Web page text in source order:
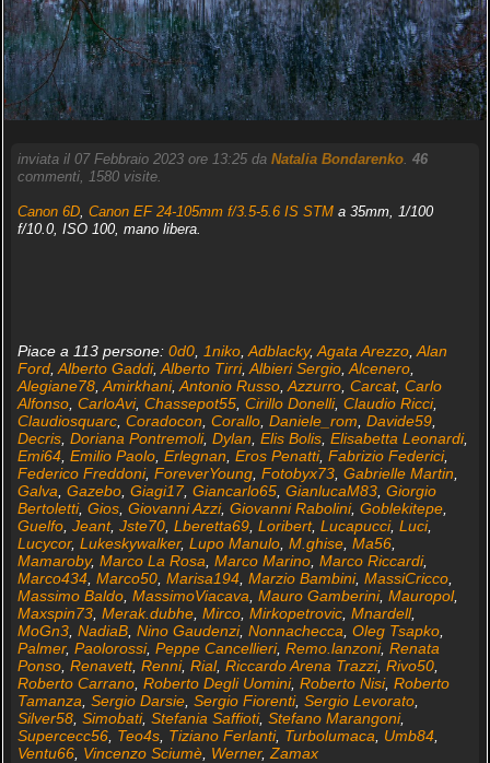
inviata il 07 Febbraio 2023 ore 13:25 da Natalia Bondarenko. 46
commenti, 1580 visite.
Canon 6D, Canon EF 24-105mm f/3.5-5.6 IS STMa 35mm, 1/100
f/10.0, ISO 100, mano libera.
Piace a 113 persone: 0d0, 1niko, Adblacky, Agata Arezzo, Alan
Ford, Alberto Gaddi, Alberto Tirri, Albieri Sergio, Alcenero,
Alegiane78, Amirkhani, Antonio Russo, Azzurro, Carcat, Carlo
Alfonso, CarloAvi, Chassepot55, Cirillo Donelli, Claudio Ricci,
Claudiosquarc, Coradocon Corallo, Daniele_rom Davide59,
Decris, Doriana Pontremoli, Dylan Elis Bolis, Elisabetta Leonardi,
Emi64, Emilio Paolo, Erlegnan Eros Penatti, Fabrizio Federici,
Federico Freddoni, ForeverYoung, Fotobyx73, Gabrielle Martin
Galva Gazebo, Giagi17, Giancarlo65, GianlucaM83, Giorgio
Bertoletti, Gios, Giovanni Azzi, Giovanni Rabolini, Goblekitepe,
Guelfo, Jeant, Jste70, Lberetta69, Loribert, Lucapucci, Luci,
Lucycor, Lukeskywalker, Lupo Manulo, M.ghise, Ma56,
Mamaroby, Marco La Rosa Marco Marino, Marco Riccardi,
Marco434, Marco50, Marisa194, Marzio Bambini, MassiCricco,
Massimo Baldo, MassimoViacava Mauro Gamberini, Mauropol,
Maxspin73, Merak.dubhe, Mirco, Mirkopetrovic, Mnardell,
MoGn3, NadiaB, Nino Gaudenzi, Nonnachecca Oleg Tsapko,
Palmer, Paolorossi, Peppe Cancellieri, Remo.lanzoni, Renata
Ponso, Renavett, Renni, Rial, Riccardo Arena Trazzi, Rivo50,
Roberto Carrano, Roberto Degli Uomini, Roberto Nisi, Roberto
Tamanza Sergio Darsie, Sergio Fiorenti, Sergio Levorato,
Silver58, Simobati, Stefania Saffioti, Stefano Marangoni,
Supercecc56, Teo4s, Tiziano Ferlanti, Turbolumaca Umb84,
Ventu66, Vincenzo Sciumè, Werner, Zamax